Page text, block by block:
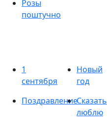
Розы
поштучно
1
сентября
Новый
год
ПоздравлениеСказать
люблю